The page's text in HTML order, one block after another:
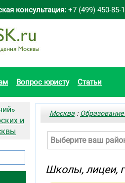
консультация: +7 (499) 450-85-
Вопрос юристу Статьи
Москва :
Выберите ваш
Школы, лицеи,
и